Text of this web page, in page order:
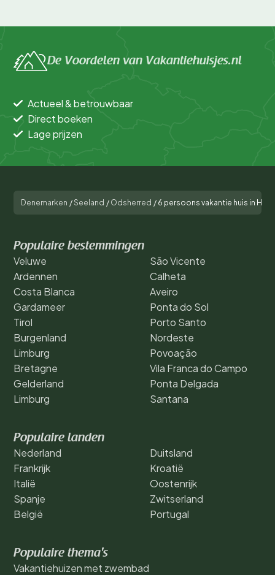
De Voordelen van Vakantiehuisjes.nl
Actueel & betrouwbaar
Direct boeken
Lage prijzen
Denemarken /Seeland / Odsherred / 6 persoons vakantie huis in
Populaire bestemmingen
Veluwe
Ardennen
Costa Blanca
Gardameer
Tirol
Burgenland
Limburg
Bretagne
Gelderland
Limburg
São Vicente
Calheta
Aveiro
Ponta do Sol
Porto Santo
Nordeste
Povoação
Vila Franca do Campo
Ponta Delgada
Santana
Populaire landen
Nederland
Frankrijk
Italië
Spanje
België
Duitsland
Kroatië
Oostenrijk
Zwitserland
Portugal
Populaire thema's
Vakantiehuizen met zwembad